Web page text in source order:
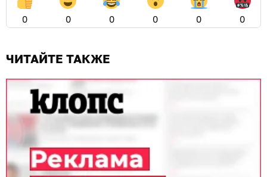
0 0 0 0 0 0
ЧИТАЙТЕ ТАКЖЕ